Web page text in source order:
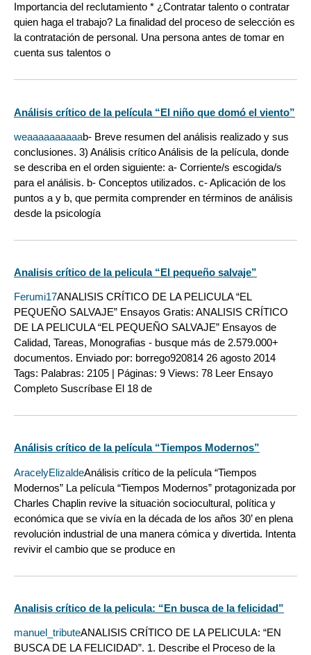
Importancia del reclutamiento * ¿Contratar talento o contratar
quien haga el trabajo? La finalidad del proceso de selección es
la contratación de personal. Una persona antes de tomar en
cuenta sus talentos o
Análisis crítico de la película “El niño que domó el viento”
weaaaaaaaaaab- Breve resumen del análisis realizado y sus
conclusiones. 3) Análisis crítico Análisis de la película, donde
se describa en el orden siguiente: a- Corriente/s escogida/s
para el análisis. b- Conceptos utilizados. c- Aplicación de los
puntos a y b, que permita comprender en términos de análisis
desde la psicología
Analisis crítico de la pelicula “El pequeño salvaje”
Ferumi17ANALISIS CRÍTICO DE LA PELICULA “EL
PEQUEÑO SALVAJE” Ensayos Gratis: ANALISIS CRÍTICO
DE LA PELICULA “EL PEQUEÑO SALVAJE” Ensayos de
Calidad, Tareas, Monografias - busque más de 2.579.000+
documentos. Enviado por: borrego920814 26 agosto 2014
Tags: Palabras: 2105 | Páginas: 9 Views: 78 Leer Ensayo
Completo Suscríbase El 18 de
Análisis crítico de la película “Tiempos Modernos”
AracelyElizaldeAnálisis crítico de la película “Tiempos
Modernos” La película “Tiempos Modernos” protagonizada por
Charles Chaplin revive la situación sociocultural, política y
económica que se vivía en la década de los años 30’ en plena
revolución industrial de una manera cómica y divertida. Intenta
revivir el cambio que se produce en
Analisis crítico de la pelicula: “En busca de la felicidad”
manuel_tributeANALISIS CRÍTICO DE LA PELICULA: “EN
BUSCA DE LA FELICIDAD”. 1. Describe el Proceso de la